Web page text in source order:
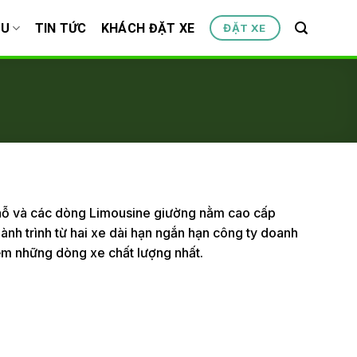
TIN TỨC KHÁCH ĐẶT XE ĐẶT XE
và các dòng Limousine giường nằm cao cấp
trình từ hai xe dài hạn ngắn hạn công ty doanh
những dòng xe chất lượng nhất.